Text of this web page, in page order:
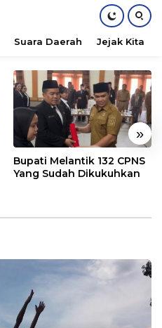
Suara Daerah Jejak Kita
»
Bupati Melantik 132 CPNS
Yang Sudah Dikukuhkan